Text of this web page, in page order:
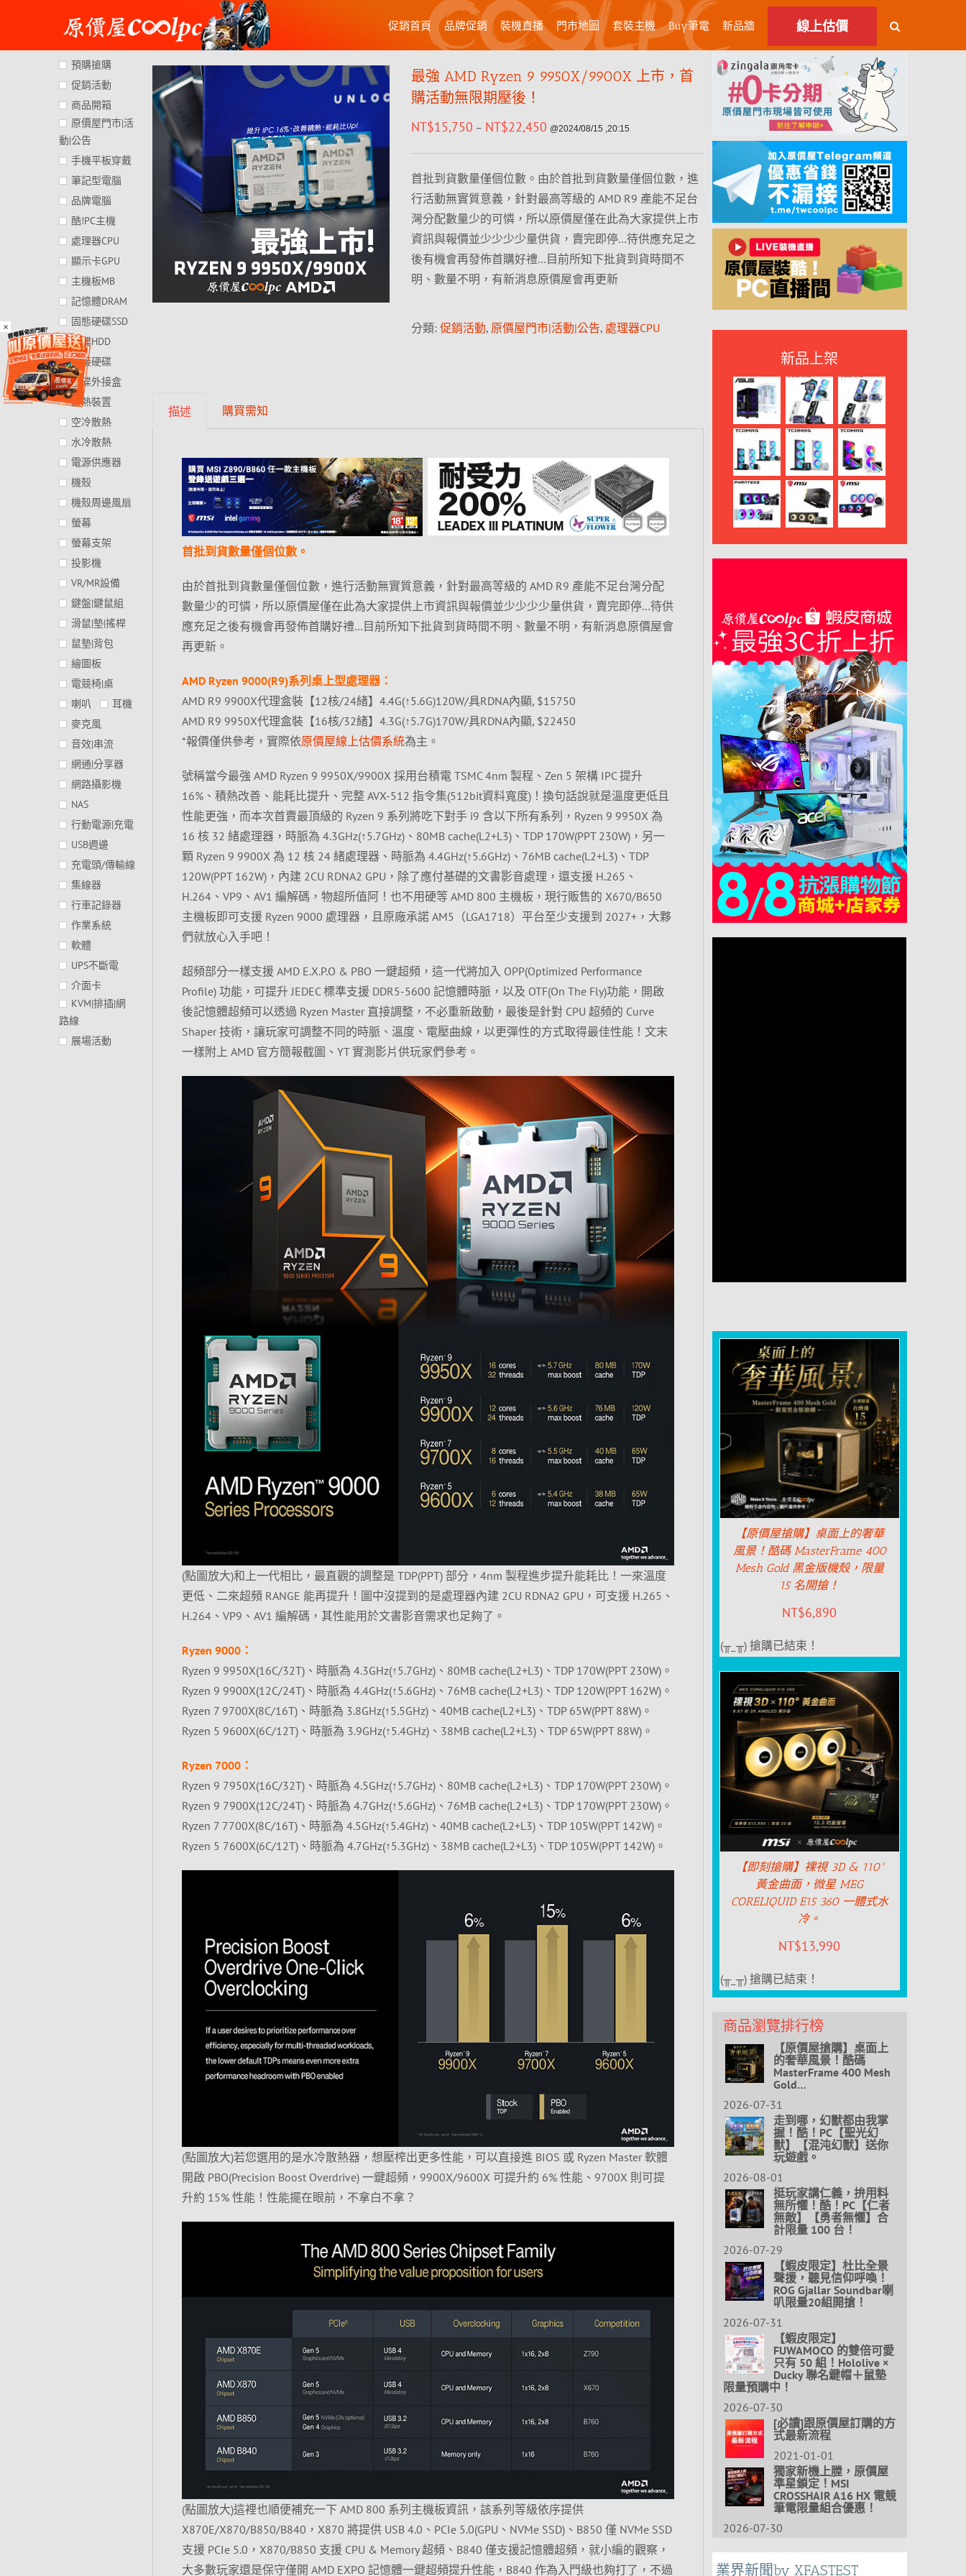
×
content
促銷首頁 品牌促銷 裝機直播 門市地圖 套裝主機 Buy筆電 新品牆 線上估價
最強 AMD Ryzen 9 9950X/9900X 上市，首
購活動無限期壓後！
NT$15,750 – NT$22,450 @2024/08/15 ,20:15
首批到貨數量僅個位數。由於首批到貨數量僅個位數，進
行活動無實質意義，針對最高等級的 AMD R9 產能不足台
灣分配數量少的可憐，所以原價屋僅在此為大家提供上市
資訊與報價並少少少少量供貨，賣完即停…待供應充足之
後有機會再發佈首購好禮…目前所知下批貨到貨時間不
明、數量不明，有新消息原價屋會再更新
分類: 促銷活動, 原價屋門市|活動|公告, 處理器CPU
描述 購買需知
首批到貨數量僅個位數。
由於首批到貨數量僅個位數，進行活動無實質意義，針對最高等級的 AMD R9 產能不足台灣分配
數量少的可憐，所以原價屋僅在此為大家提供上市資訊與報價並少少少少量供貨，賣完即停…待供
應充足之後有機會再發佈首購好禮…目前所知下批貨到貨時間不明、數量不明，有新消息原價屋會
再更新。
AMD Ryzen 9000(R9)系列桌上型處理器：
AMD R9 9900X代理盒裝【12核/24緒】4.4G(↑5.6G)120W/具RDNA內顯, $15750
AMD R9 9950X代理盒裝【16核/32緒】4.3G(↑5.7G)170W/具RDNA內顯, $22450
*報價僅供參考，實際依原價屋線上估價系統為主。
號稱當今最強 AMD Ryzen 9 9950X/9900X 採用台積電 TSMC 4nm 製程、Zen 5 架構 IPC 提升
16%、積熱改善、能耗比提升、完整 AVX-512 指令集(512bit資料寬度)！換句話說就是溫度更低且
性能更強，而本次首賣最頂級的 Ryzen 9 系列將吃下對手 i9 含以下所有系列，Ryzen 9 9950X 為
16 核 32 緒處理器，時脈為 4.3GHz(↑5.7GHz)、80MB cache(L2+L3)、TDP 170W(PPT 230W)，另一
顆 Ryzen 9 9900X 為 12 核 24 緒處理器、時脈為 4.4GHz(↑5.6GHz)、76MB cache(L2+L3)、TDP
120W(PPT 162W)，內建 2CU RDNA2 GPU，除了應付基礎的文書影音處理，還支援 H.265、
H.264、VP9、AV1 編解碼，物超所值阿！也不用硬等 AMD 800 主機板，現行販售的 X670/B650
主機板即可支援 Ryzen 9000 處理器，且原廠承諾 AM5（LGA1718）平台至少支援到 2027+，大夥
們就放心入手吧！
超頻部分一樣支援 AMD E.X.P.O & PBO 一鍵超頻，這一代將加入 OPP(Optimized Performance
Profile) 功能，可提升 JEDEC 標準支援 DDR5-5600 記憶體時脈，以及 OTF(On The Fly)功能，開啟
後記憶體超頻可以透過 Ryzen Master 直接調整，不必重新啟動，最後是針對 CPU 超頻的 Curve
Shaper 技術，讓玩家可調整不同的時脈、溫度、電壓曲線，以更彈性的方式取得最佳性能！文末
一樣附上 AMD 官方簡報截圖、YT 實測影片供玩家們參考。
(點圖放大)和上一代相比，最直觀的調整是 TDP(PPT) 部分，4nm 製程進步提升能耗比！一來溫度
更低、二來超頻 RANGE 能再提升！圖中沒提到的是處理器內建 2CU RDNA2 GPU，可支援 H.265、
H.264、VP9、AV1 編解碼，其性能用於文書影音需求也足夠了。
Ryzen 9000：
Ryzen 9 9950X(16C/32T)、時脈為 4.3GHz(↑5.7GHz)、80MB cache(L2+L3)、TDP 170W(PPT 230W)。
Ryzen 9 9900X(12C/24T)、時脈為 4.4GHz(↑5.6GHz)、76MB cache(L2+L3)、TDP 120W(PPT 162W)。
Ryzen 7 9700X(8C/16T)、時脈為 3.8GHz(↑5.5GHz)、40MB cache(L2+L3)、TDP 65W(PPT 88W)。
Ryzen 5 9600X(6C/12T)、時脈為 3.9GHz(↑5.4GHz)、38MB cache(L2+L3)、TDP 65W(PPT 88W)。
Ryzen 7000：
Ryzen 9 7950X(16C/32T)、時脈為 4.5GHz(↑5.7GHz)、80MB cache(L2+L3)、TDP 170W(PPT 230W)。
Ryzen 9 7900X(12C/24T)、時脈為 4.7GHz(↑5.6GHz)、76MB cache(L2+L3)、TDP 170W(PPT 230W)。
Ryzen 7 7700X(8C/16T)、時脈為 4.5GHz(↑5.4GHz)、40MB cache(L2+L3)、TDP 105W(PPT 142W)。
Ryzen 5 7600X(6C/12T)、時脈為 4.7GHz(↑5.3GHz)、38MB cache(L2+L3)、TDP 105W(PPT 142W)。
(點圖放大)若您選用的是水冷散熱器，想壓榨出更多性能，可以直接進 BIOS 或 Ryzen Master 軟體
開啟 PBO(Precision Boost Overdrive) 一鍵超頻，9900X/9600X 可提升約 6% 性能、9700X 則可提
升約 15% 性能！性能擺在眼前，不拿白不拿？
(點圖放大)這裡也順便補充一下 AMD 800 系列主機板資訊，該系列等級依序提供
X870E/X870/B850/B840，X870 將提供 USB 4.0、PCIe 5.0(GPU、NVMe SSD)、B850 僅 NVMe SSD
支援 PCIe 5.0，X870/B850 支援 CPU & Memory 超頻、B840 僅支援記憶體超頻，就小編的觀察，
大多數玩家還是保守僅開 AMD EXPO 記憶體一鍵超頻提升性能，B840 作為入門級也夠打了，不過
預購搶購
促銷活動
商品開箱
原價屋門市|活
動|公告
手機平板穿戴
筆記型電腦
品牌電腦
酷!PC主機
處理器CPU
顯示卡GPU
主機板MB
記憶體DRAM
固態硬碟SSD
硬碟HDD
外接硬碟
硬碟外接盒
散熱裝置
空冷散熱
水冷散熱
電源供應器
機殼
機殼周邊風扇
螢幕
螢幕支架
投影機
VR/MR設備
鍵盤|鍵鼠組
滑鼠|墊|搖桿
鼠墊|背包
繪圖板
電競椅|桌
喇叭
耳機
麥克風
音效|串流
網通|分享器
網路攝影機
NAS
行動電源|充電
USB週邊
充電頭/傳輸線
集線器
行車記錄器
作業系統
軟體
UPS不斷電
介面卡
KVM|排插|網
路線
展場活動
新品上架
【原價屋搶購】桌面上的奢華
風景！酷碼 MasterFrame 400
Mesh Gold 黑金版機殼，限量
15 名開搶！
NT$6,890
(╥_╥) 搶購已結束！
【即刻搶購】裸視 3D & 110°
黃金曲面，微星 MEG
CORELIQUID E15 360 一體式水
冷。
NT$13,990
(╥_╥) 搶購已結束！
商品瀏覽排行榜
【原價屋搶購】桌面上
的奢華風景！酷碼
MasterFrame 400 Mesh
Gold…
2026-07-31
走到哪，幻獸都由我掌
握！酷！PC【聖光幻
獸】【混沌幻獸】送你
玩遊戲。
2026-08-01
挺玩家講仁義，拚用料
無所懼！酷！PC【仁者
無敵】【勇者無懼】合
計限量 100 台！
2026-07-29
【蝦皮限定】杜比全景
聲援，聽見信仰呼喚！
ROG Gjallar Soundbar喇
叭限量20組開搶！
2026-07-31
【蝦皮限定】
FUWAMOCO 的雙倍可愛
只有 50 組！Hololive ×
Ducky 聯名鍵帽＋鼠墊
限量預購中！
2026-07-30
[必讀]跟原價屋訂購的方
式最新流程
2021-01-01
獨家新機上膛，原價屋
準星鎖定！MSI
CROSSHAIR A16 HX 電競
筆電限量組合優惠！
2026-07-30
業界新聞by XFASTEST